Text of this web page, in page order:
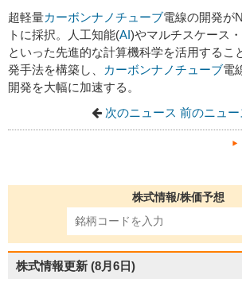
超軽量カーボンナノチューブ電線の開発が
トに採択。人工知能(AI)やマルチスケース
といった先進的な計算機科学を活用するこ
発手法を構築し、
カーボンナノチューブ電
開発を大幅に加速する。
次のニュース 前のニュー
株式情報/株価予想
株式情報更新 (8月6日)